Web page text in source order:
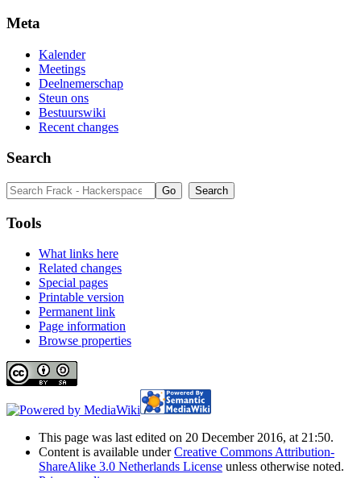
Meta
Kalender
Meetings
Deelnemerschap
Steun ons
Bestuurswiki
Recent changes
Search
Tools
What links here
Related changes
Special pages
Printable version
Permanent link
Page information
Browse properties
This page was last edited on 20 December 2016, at 21:50.
Content is available underCreative Commons Attribution-
ShareAlike 3.0 Netherlands License unless otherwise noted.